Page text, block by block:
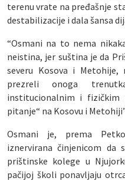
terenu vrate na pređašnje
destabilizacije i dala šansa
“Osmani na to nema
neistina, jer suština je da
severu Kosova i
prezreli onoga
institucionalnim i fizičkim
pitanje“ na Kosovu i
Osmani je, prema
iznervirana činjenicom
prištinske kolege u
pačijoj školi ponavljaju